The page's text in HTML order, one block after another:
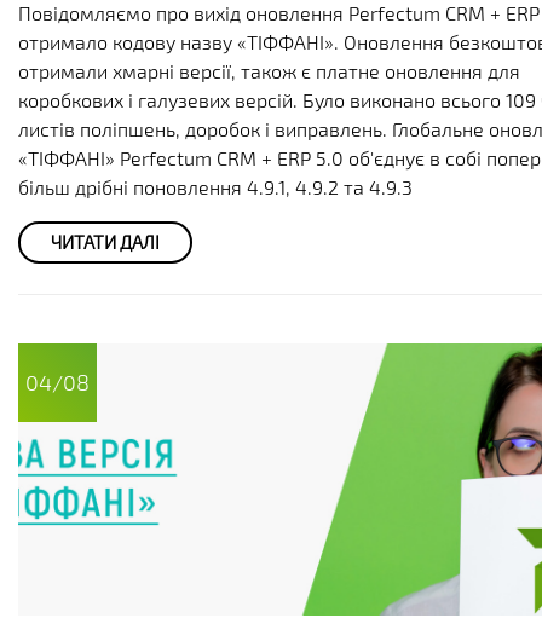
Повідомляємо про вихід оновлення Perfectum CRM +
отримало кодову назву «ТІФФАНІ». Оновлення
отримали хмарні версії, також є платне оновлення для
коробкових і галузевих версій. Було виконано всього
листів поліпшень, доробок і виправлень. Глобальне
«ТІФФАНІ» Perfectum CRM + ERP 5.0 об'єднує в собі
більш дрібні поновлення 4.9.1, 4.9.2 та 4.9.3
ЧИТАТИ ДАЛІ
04/08